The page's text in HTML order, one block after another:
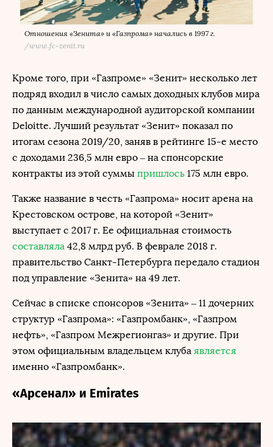
Отношения «Зенита» и «Газпрома» начались в 1997 г.
/www.fc-zenit.ru
Кроме того, при «Газпроме» «Зенит» несколько лет
подряд входил в число самых доходных клубов мира
по данным международной аудиторской компании
Deloitte. Лучший результат «Зенит» показал по
итогам сезона 2019/20, заняв в рейтинге 15-е место
с доходами 236,5 млн евро – на спонсорские
контракты из этой суммы пришлось 175 млн евро.
Также название в честь «Газпрома» носит арена на
Крестовском острове, на которой «Зенит»
выступает с 2017 г. Ее официальная стоимость
составляла 42,8 млрд руб. В феврале 2018 г.
правительство Санкт-Петербурга передало стадион
под управление «Зенита» на 49 лет.
Сейчас в списке спонсоров «Зенита» – 11 дочерних
структур «Газпрома»: «Газпромбанк», «Газпром
нефть», «Газпром Межрегионгаз» и другие. При
этом официальным владельцем клуба является
именно «Газпромбанк».
«Арсенал» и Emirates